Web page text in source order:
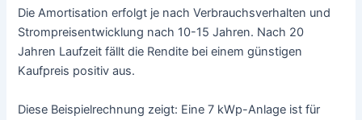
Die Amortisation erfolgt je nach Verbrauchsverhalten und
Strompreisentwicklung nach 10-15 Jahren. Nach 20
Jahren Laufzeit fällt die Rendite bei einem günstigen
Kaufpreis positiv aus.
Diese Beispielrechnung zeigt: Eine 7 kWp-Anlage ist für